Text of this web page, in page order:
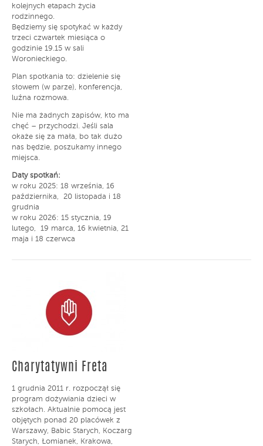
kolejnych etapach życia
rodzinnego.
Będziemy się spotykać w każdy
trzeci czwartek miesiąca o
godzinie 19.15 w sali
Woronieckiego.
Plan spotkania to: dzielenie się
słowem (w parze), konferencja,
luźna rozmowa.
Nie ma żadnych zapisów, kto ma
chęć – przychodzi. Jeśli sala
okaże się za mała, bo tak dużo
nas będzie, poszukamy innego
miejsca.
Daty spotkań:
w roku 2025: 18 września, 16
października, 20 listopada i 18
grudnia
w roku 2026: 15 stycznia, 19
lutego, 19 marca, 16 kwietnia, 21
maja i 18 czerwca
Charytatywni Freta
1 grudnia 2011 r. rozpoczął się
program dożywiania dzieci w
szkołach. Aktualnie pomocą jest
objętych ponad 20 placówek z
Warszawy, Babic Starych, Koczarg
Starych, Łomianek, Krakowa,